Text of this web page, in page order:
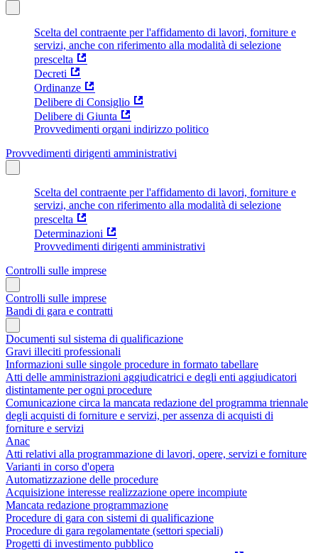
Scelta del contraente per l'affidamento di lavori, forniture e
servizi, anche con riferimento alla modalità di selezione
prescelta
Decreti
Ordinanze
Delibere di Consiglio
Delibere di Giunta
Provvedimenti organi indirizzo politico
Provvedimenti dirigenti amministrativi
Scelta del contraente per l'affidamento di lavori, forniture e
servizi, anche con riferimento alla modalità di selezione
prescelta
Determinazioni
Provvedimenti dirigenti amministrativi
Controlli sulle imprese
Controlli sulle imprese
Bandi di gara e contratti
Documenti sul sistema di qualificazione
Gravi illeciti professionali
Informazioni sulle singole procedure in formato tabellare
Atti delle amministrazioni aggiudicatrici e degli enti aggiudicatori
distintamente per ogni procedure
Comunicazione circa la mancata redazione del programma triennale
degli acquisti di forniture e servizi, per assenza di acquisti di
forniture e servizi
Anac
Atti relativi alla programmazione di lavori, opere, servizi e forniture
Varianti in corso d'opera
Automatizzazione delle procedure
Acquisizione interesse realizzazione opere incompiute
Mancata redazione programmazione
Procedure di gara con sistemi di qualificazione
Procedure di gara regolamentate (settori speciali)
Progetti di investimento pubblico